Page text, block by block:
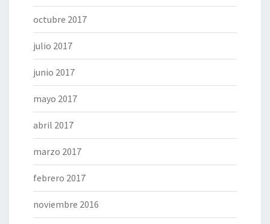
octubre 2017
julio 2017
junio 2017
mayo 2017
abril 2017
marzo 2017
febrero 2017
noviembre 2016